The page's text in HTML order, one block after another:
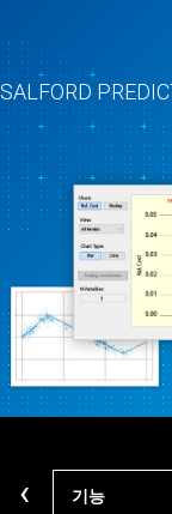
SALFORD
기능
‹